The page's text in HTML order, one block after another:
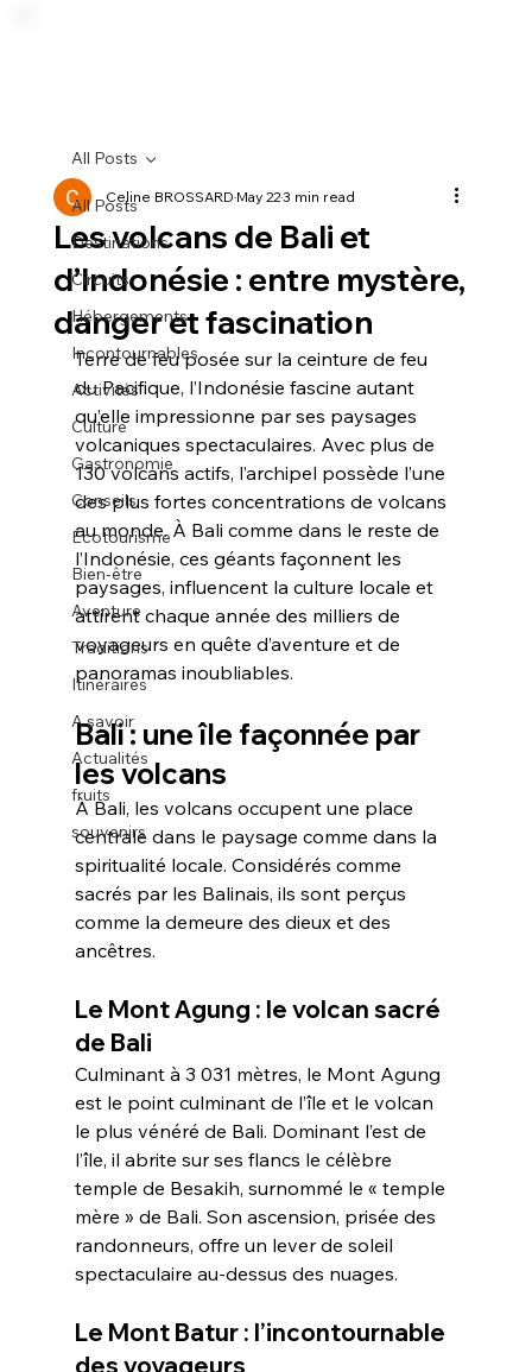
All Posts
Destinations
Circuits
Hébergements
Incontournables
Activités
Culture
Gastronomie
Conseils
Écotourisme
Bien-être
Aventure
Traditions
Itinéraires
A savoir
Actualités
fruits
souvenirs
All Posts
Les volcans de Bali et
d’Indonésie : entre mystère,
danger et fascination
Celine BROSSARDMay 223 min read
Terre de feu posée sur la ceinture de feu
du Pacifique, l’Indonésie fascine autant
qu’elle impressionne par ses paysages
volcaniques spectaculaires. Avec plus de
130 volcans actifs, l’archipel possède l’une
des plus fortes concentrations de volcans
au monde. À Bali comme dans le reste de
l’Indonésie, ces géants façonnent les
paysages, influencent la culture locale et
attirent chaque année des milliers de
voyageurs en quête d’aventure et de
panoramas inoubliables.
Bali : une île façonnée par
les volcans
À Bali, les volcans occupent une place
centrale dans le paysage comme dans la
spiritualité locale. Considérés comme
sacrés par les Balinais, ils sont perçus
comme la demeure des dieux et des
ancêtres.
Le Mont Agung : le volcan sacré
de Bali
Culminant à 3 031 mètres, le Mont Agung
est le point culminant de l’île et le volcan
le plus vénéré de Bali. Dominant l’est de
l’île, il abrite sur ses flancs le célèbre
temple de Besakih, surnommé le « temple
mère » de Bali. Son ascension, prisée des
randonneurs, offre un lever de soleil
spectaculaire au-dessus des nuages.
Le Mont Batur : l’incontournable
des voyageurs